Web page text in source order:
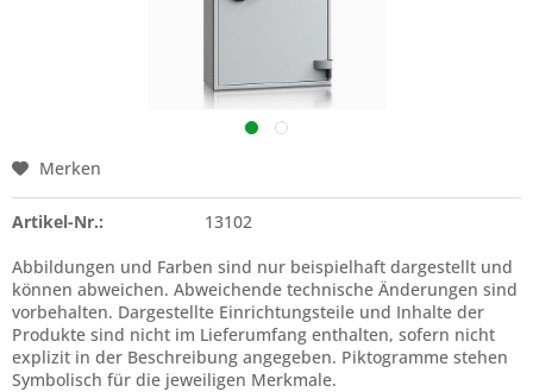
Merken
Artikel-Nr.:
13102
Abbildungen und Farben sind nur beispielhaft dargestellt und
können abweichen. Abweichende technische Änderungen sind
vorbehalten. Dargestellte Einrichtungsteile und Inhalte der
Produkte sind nicht im Lieferumfang enthalten, sofern nicht
explizit in der Beschreibung angegeben. Piktogramme stehen
Symbolisch für die jeweiligen Merkmale.